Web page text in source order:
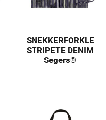
SNEKKERFORKLE
STRIPETE DENIM
Segers®